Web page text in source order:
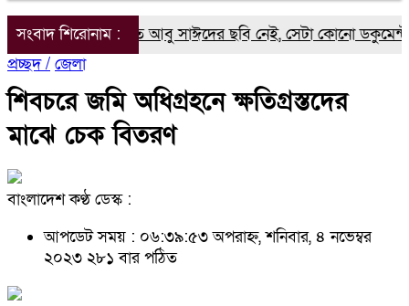
সংবাদ শিরোনাম :
যে ডকুমেন্টারিতে আবু সাঈদের ছবি নেই, সেটা কোনো ডকুমেন্টারি নয়:
প্রচ্ছদ / জেলা
শিবচরে জমি অধিগ্রহনে ক্ষতিগ্রস্তদের
মাঝে চেক বিতরণ
বাংলাদেশ কণ্ঠ ডেস্ক :
আপডেট সময় : ০৬:৩৯:৫৩ অপরাহ্ন, শনিবার, ৪ নভেম্বর
২০২৩ ২৮১ বার পঠিত